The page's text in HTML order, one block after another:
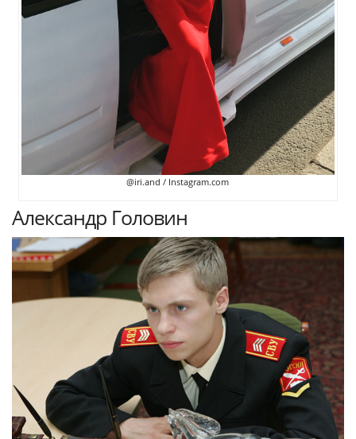
@iri.and / Instagram.com
Александр Головин